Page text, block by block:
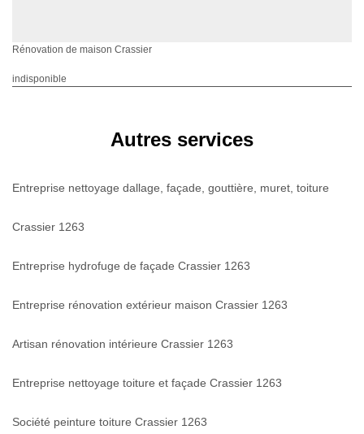
Rénovation de maison Crassier
indisponible
Autres services
Entreprise nettoyage dallage, façade, gouttière, muret, toiture
Crassier 1263
Entreprise hydrofuge de façade Crassier 1263
Entreprise rénovation extérieur maison Crassier 1263
Artisan rénovation intérieure Crassier 1263
Entreprise nettoyage toiture et façade Crassier 1263
Société peinture toiture Crassier 1263